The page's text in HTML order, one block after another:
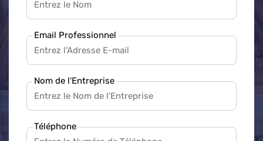
Email Professionnel
Nom de l'Entreprise
Téléphone